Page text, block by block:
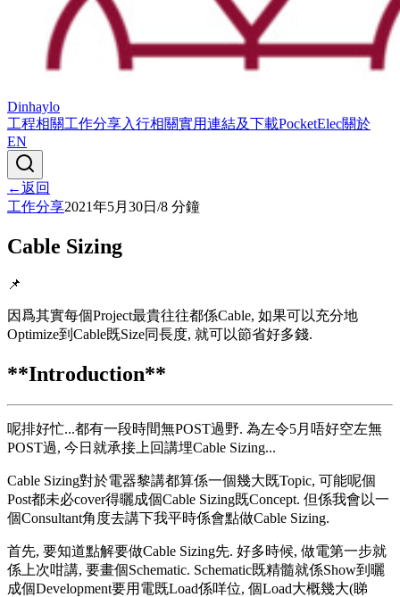
Dinhaylo
工程相關工作分享入行相關實用連結及下載PocketElec關於
EN
←返回
工作分享2021年5月30日 /8 分鐘
Cable Sizing
📌
因爲其實每個Project最貴往往都係Cable, 如果可以充分地
Optimize到Cable既Size同長度, 就可以節省好多錢.
**Introduction**
呢排好忙...都有一段時間無POST過野. 為左令5月唔好空左無
POST過, 今日就承接上回講埋Cable Sizing...
Cable Sizing對於電器黎講都算係一個幾大既Topic, 可能呢個
Post都未必cover得曬成個Cable Sizing既Concept. 但係我會以一
個Consultant角度去講下我平時係會點做Cable Sizing.
首先, 要知道點解要做Cable Sizing先. 好多時候, 做電第一步就
係上次咁講, 要畫個Schematic. Schematic既精髓就係Show到曬
成個Development要用電既Load係咩位, 個Load大概幾大(睇